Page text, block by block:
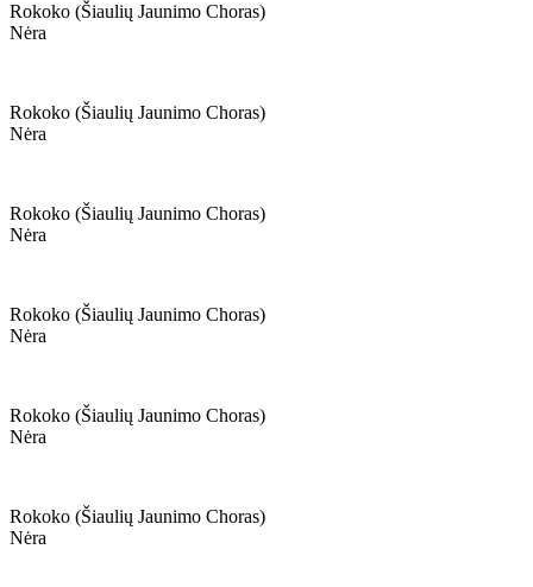
Rokoko (šiaulių Jaunimo Choras)
Nėra
Rokoko (šiaulių Jaunimo Choras)
Nėra
Rokoko (šiaulių Jaunimo Choras)
Nėra
Rokoko (šiaulių Jaunimo Choras)
Nėra
Rokoko (šiaulių Jaunimo Choras)
Nėra
Rokoko (šiaulių Jaunimo Choras)
Nėra